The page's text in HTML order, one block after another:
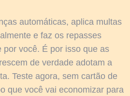
automáticas, aplica multas
e faz os repasses
por você. É por isso que as
de verdade adotam a
Teste agora, sem cartão de
que você vai economizar para